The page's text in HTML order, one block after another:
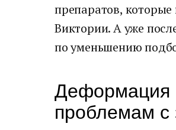
препаратов,
Виктории. А уже
по уменьшению
Деформация
проблемам с